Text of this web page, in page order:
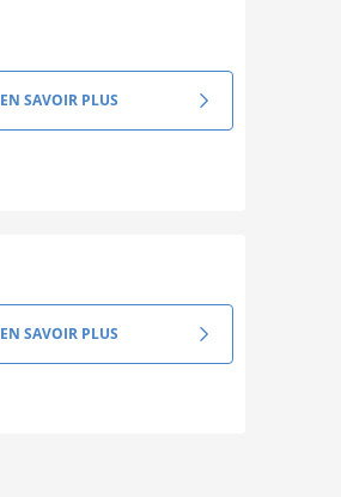
EN SAVOIR PLUS
EN SAVOIR PLUS